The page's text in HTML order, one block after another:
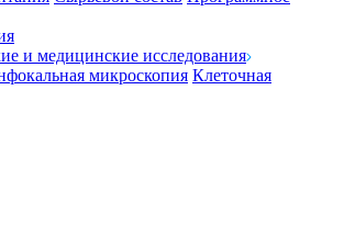
и медицинские исследования
микроскопия Клеточная